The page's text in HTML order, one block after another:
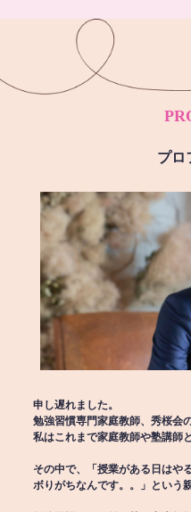
プロ
申し遅れました。
勉強習慣専門家庭教師、秀桜会
私はこれまで家庭教師や塾講師
その中で、「授業がある日はや
ボりがちなんです。。」という